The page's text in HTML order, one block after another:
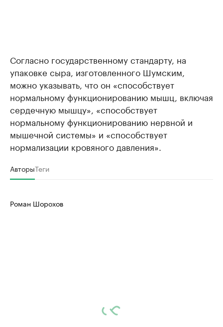
Согласно государственному стандарту, на
упаковке сыра, изготовленного Шумским,
можно указывать, что он «способствует
нормальному функционированию мышц, включая
сердечную мышцу», «способствует
нормальному функционированию нервной и
мышечной системы» и «способствует
нормализации кровяного давления».
АвторыТеги
Роман Шорохов